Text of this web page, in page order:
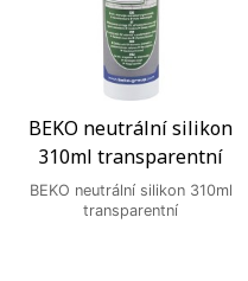
BEKO neutrální silikon
310ml transparentní
BEKO neutrální silikon 310ml
transparentní